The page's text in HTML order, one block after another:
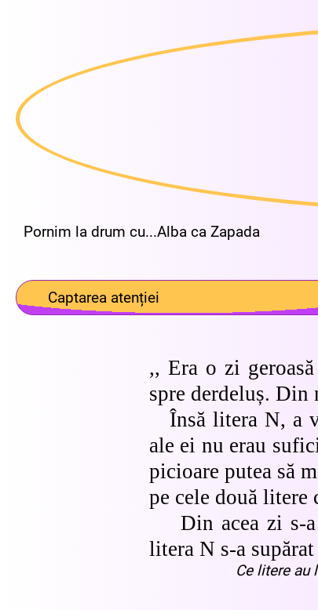
Pornim la drum cu...Alba ca Zapada
Captarea atenției
,, Era o zi
spre derdeluș. Din
Însă litera N, a
ale ei nu erau
picioare putea să
pe cele două litere
Din acea zi s-a
litera N s-a
Ce litere au